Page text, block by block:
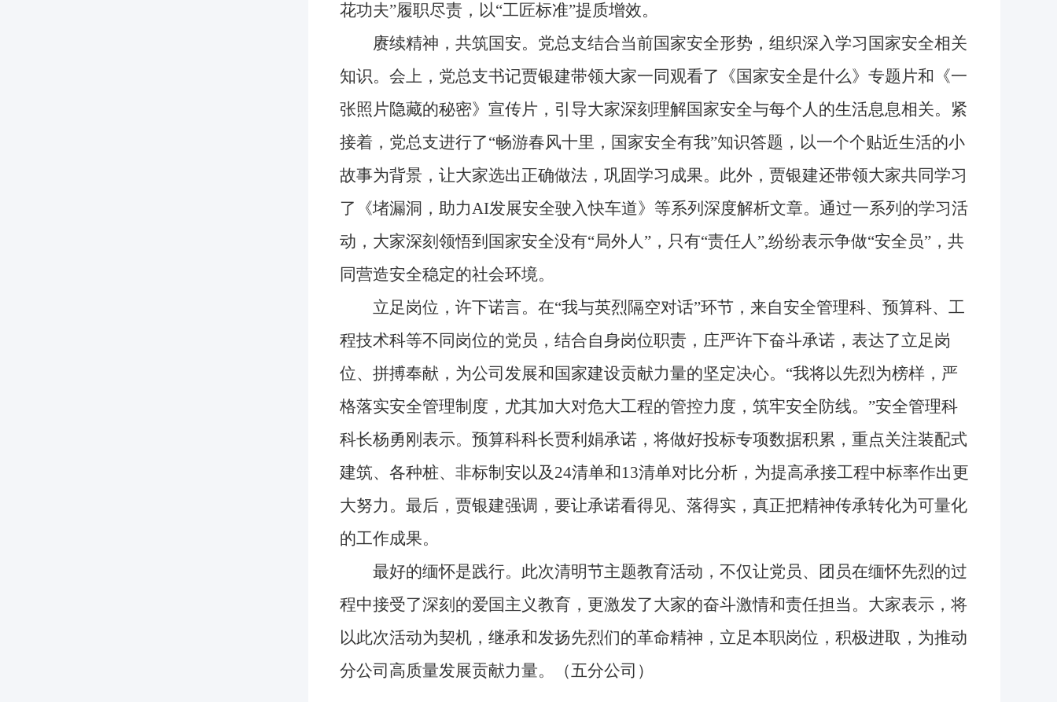
花功夫”履职尽责，以“工匠标准”提质增效。
赓续精神，共筑国安。党总支结合当前国家安全形势，组织深入学习国家安全相关
知识。会上，党总支书记贾银建带领大家一同观看了《国家安全是什么》专题片和《一
张照片隐藏的秘密》宣传片，引导大家深刻理解国家安全与每个人的生活息息相关。紧
接着，党总支进行了“畅游春风十里，国家安全有我”知识答题，以一个个贴近生活的小
故事为背景，让大家选出正确做法，巩固学习成果。此外，贾银建还带领大家共同学习
了《堵漏洞，助力AI发展安全驶入快车道》等系列深度解析文章。通过一系列的学习活
动，大家深刻领悟到国家安全没有“局外人”，只有“责任人”,纷纷表示争做“安全员”，共
同营造安全稳定的社会环境。
立足岗位，许下诺言。在“我与英烈隔空对话”环节，来自安全管理科、预算科、工
程技术科等不同岗位的党员，结合自身岗位职责，庄严许下奋斗承诺，表达了立足岗
位、拼搏奉献，为公司发展和国家建设贡献力量的坚定决心。“我将以先烈为榜样，严
格落实安全管理制度，尤其加大对危大工程的管控力度，筑牢安全防线。”安全管理科
科长杨勇刚表示。预算科科长贾利娟承诺，将做好投标专项数据积累，重点关注装配式
建筑、各种桩、非标制安以及24清单和13清单对比分析，为提高承接工程中标率作出更
大努力。最后，贾银建强调，要让承诺看得见、落得实，真正把精神传承转化为可量化
的工作成果。
最好的缅怀是践行。此次清明节主题教育活动，不仅让党员、团员在缅怀先烈的过
程中接受了深刻的爱国主义教育，更激发了大家的奋斗激情和责任担当。大家表示，将
以此次活动为契机，继承和发扬先烈们的革命精神，立足本职岗位，积极进取，为推动
分公司高质量发展贡献力量。（五分公司）